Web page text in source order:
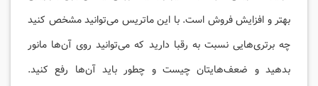
بهتر و افزایش فروش است. با این ماتریس می‌توانید مشخص کنید
چه برتری‌هایی نسبت به رقبا دارید که می‌توانید روی آن‌ها مانور
بدهید و ضعف‌هایتان چیست و چطور باید آن‌ها رفع کنید.